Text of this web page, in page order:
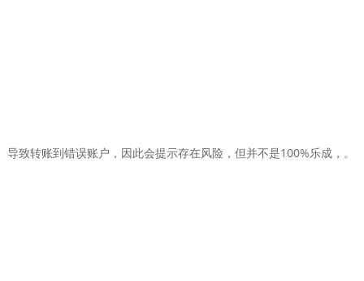
导致转账到错误账户，因此会提示存在风险，但并不是100%乐成，。